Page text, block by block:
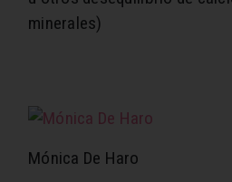
minerales)
Mónica De Haro